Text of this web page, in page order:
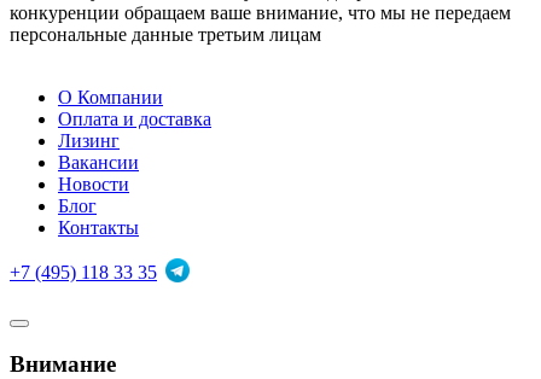
конкуренции обращаем ваше внимание, что мы не передаем
персональные данные третьим лицам
О Компании
Оплата и доставка
Лизинг
Вакансии
Новости
Блог
Контакты
+7 (495) 118 33 35
Внимание